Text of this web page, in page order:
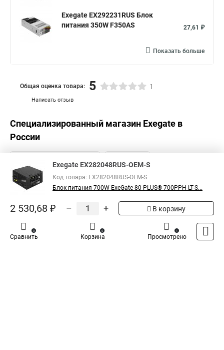
Exegate EX292231RUS Блок
питания 350W F350AS
27,61 ₽
Показать больше
Написать отзыв
Общая оценка товара: 5 1
Специализированный магазин Exegate в
России
Exegate EX282048RUS-OEM-S
Код товара: EX282048RUS-OEM-S
Блок питания 700W ExeGate 80 PLUS® 700PPH-LT-S...
2 530,68 ₽ – + В корзину
Сравнить
0
Корзина
0
Просмотрено
1